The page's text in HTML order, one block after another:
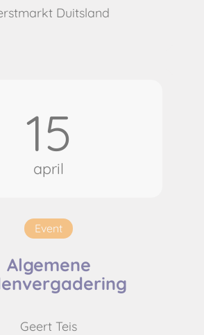
Duitsland
15
april
Event
Algemene
Geert Teis